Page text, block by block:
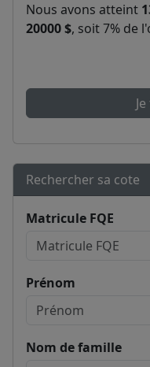
Nous avons atteint
20000 $, soit 7% de
Rechercher sa cote
Matricule FQE
Prénom
Nom de famille